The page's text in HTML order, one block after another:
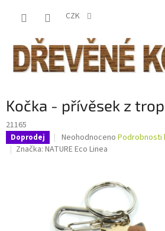
CZK
Kočka - přívěsek z
21165
Doprodej
Průměrné
hodnocení
5
hvězdiček.
Neohodnoceno Podrobnosti
Značka: NATURE Eco Linea